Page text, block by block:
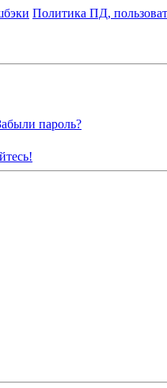
Политика ПД,
пароль?